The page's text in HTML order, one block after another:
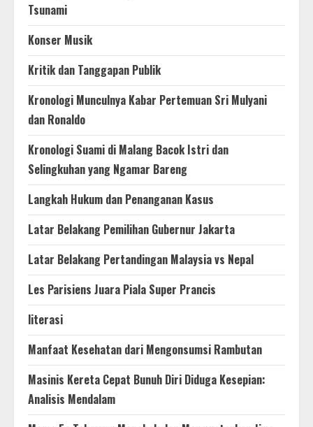
Tsunami
Konser Musik
Kritik dan Tanggapan Publik
Kronologi Munculnya Kabar Pertemuan Sri Mulyani
dan Ronaldo
Kronologi Suami di Malang Bacok Istri dan
Selingkuhan yang Ngamar Bareng
Langkah Hukum dan Penanganan Kasus
Latar Belakang Pemilihan Gubernur Jakarta
Latar Belakang Pertandingan Malaysia vs Nepal
Les Parisiens Juara Piala Super Prancis
literasi
Manfaat Kesehatan dari Mengonsumsi Rambutan
Masinis Kereta Cepat Bunuh Diri Diduga Kesepian:
Analisis Mendalam